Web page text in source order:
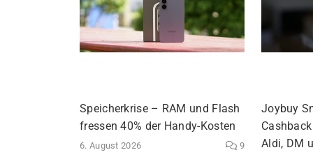
Speicherkrise – RAM und Flash
fressen 40% der Handy-Kosten
6. August 2026 9
Joybuy
Aldi, DM